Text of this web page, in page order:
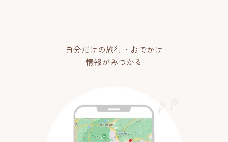
自分だけの旅行・おでかけ
情報がみつかる